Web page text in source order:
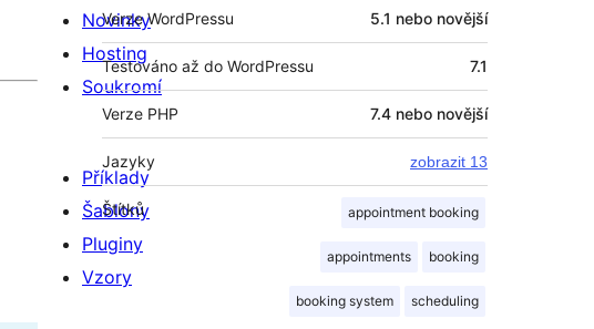
Verze WordPressu 5.1 nebo novější
Testováno až do WordPressu 7.1
Verze PHP 7.4 nebo novější
Jazyky zobrazit 13
Štítků appointment booking
appointments booking
booking system scheduling
Novinky
Hosting
Soukromí
Příklady
Šablony
Pluginy
Vzory